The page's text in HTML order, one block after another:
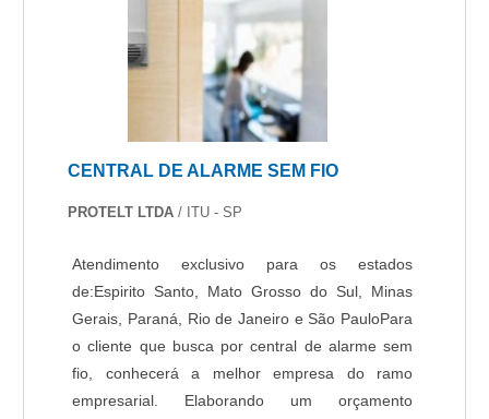
CENTRAL DE ALARME SEM FIO
PROTELT LTDA / ITU - SP
Atendimento exclusivo para os estados
de:Espirito Santo, Mato Grosso do Sul, Minas
Gerais, Paraná, Rio de Janeiro e São PauloPara
o cliente que busca por central de alarme sem
fio, conhecerá a melhor empresa do ramo
empresarial. Elaborando um orçamento